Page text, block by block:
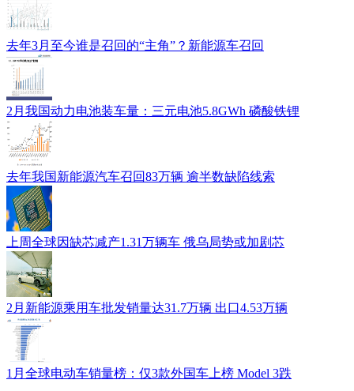
去年3月至今谁是召回的“主角”？新能源车召回
2月我国动力电池装车量：三元电池5.8GWh 磷酸铁锂
去年我国新能源汽车召回83万辆 逾半数缺陷线索
上周全球因缺芯减产1.31万辆车 俄乌局势或加剧芯
2月新能源乘用车批发销量达31.7万辆 出口4.53万辆
1月全球电动车销量榜：仅3款外国车上榜 Model 3跌